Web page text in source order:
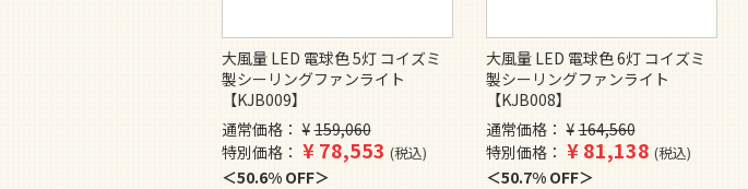
大風量 LED 電球色 5灯 コイズミ
製シーリングファンライト
【KJB009】
通常価格
¥ 159,060
特別価格
¥ 78,553 税込
50.6% OFF
大風量 LED 電球色 6灯 コイズミ
製シーリングファンライト
【KJB008】
通常価格
¥ 164,560
特別価格
¥ 81,138 税込
50.7% OFF